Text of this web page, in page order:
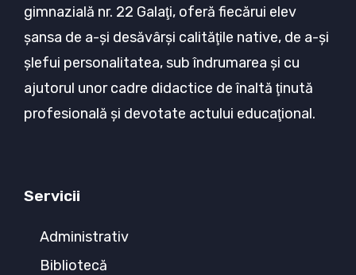
gimnazială nr. 22 Galaţi, oferă fiecărui elev
şansa de a-şi desăvârşi calităţile native, de a-şi
şlefui personalitatea, sub îndrumarea şi cu
ajutorul unor cadre didactice de înaltă ţinută
profesională şi devotate actului educaţional.
Servicii
Administrativ
Bibliotecă